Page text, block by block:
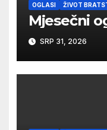
OGLASI ŽIVOT
Mjesečni
SRP 31, 2026